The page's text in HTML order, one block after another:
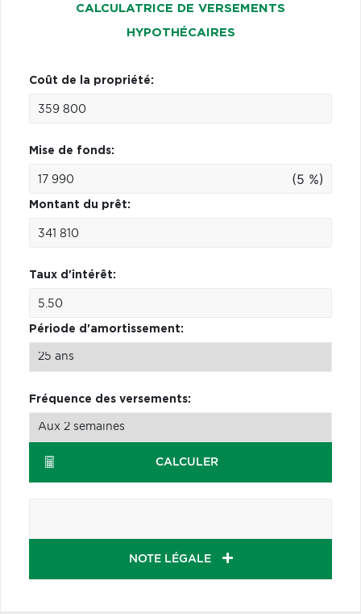
CALCULATRICE DE VERSEMENTS
HYPOTHÉCAIRES
Coût de la propriété:
Mise de fonds:
(5 %)
Montant du prêt:
Taux d'intérêt:
Période d'amortissement:
Fréquence des versements:
CALCULER
NOTE LÉGALE